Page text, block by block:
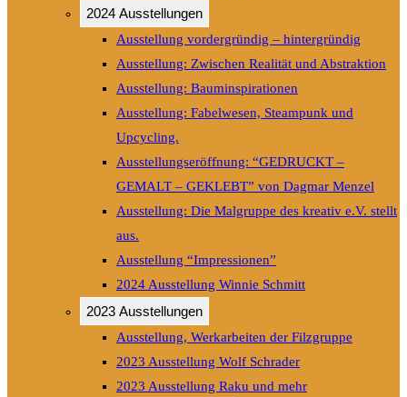
2024 Ausstellungen
Ausstellung vordergründig – hintergründig
Ausstellung: Zwischen Realität und Abstraktion
Ausstellung: Bauminspirationen
Ausstellung: Fabelwesen, Steampunk und
Upcycling.
Ausstellungseröffnung: “GEDRUCKT –
GEMALT – GEKLEBT” von Dagmar Menzel
Ausstellung: Die Malgruppe des kreativ e.V. stellt
aus.
Ausstellung “Impressionen”
2024 Ausstellung Winnie Schmitt
2023 Ausstellungen
Ausstellung, Werkarbeiten der Filzgruppe
2023 Ausstellung Wolf Schrader
2023 Ausstellung Raku und mehr